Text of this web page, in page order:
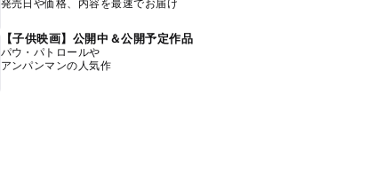
発売日や価格、内容を最速でお届け
【子供映画】公開中＆公開予定作品
パウ・パトロールや
アンパンマンの人気作